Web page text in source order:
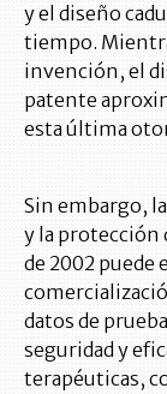
y el diseño
tiempo.
invención, el
patente
esta última
Sin embargo,
y la protección
de 2002 puede
datos de
seguridad y
terapéuticas,